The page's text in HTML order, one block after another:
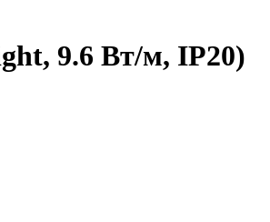
9.6 Вт/м, IP20)